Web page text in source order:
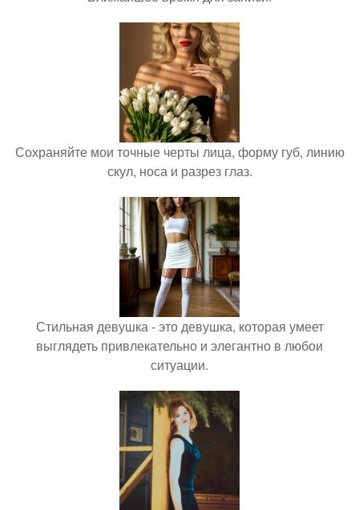
Сохраняйте мои точные черты лица, форму губ, линию
скул, носа и разрез глаз.
Стильная девушка - это девушка, которая умеет
выглядеть привлекательно и элегантно в любои
ситуации.